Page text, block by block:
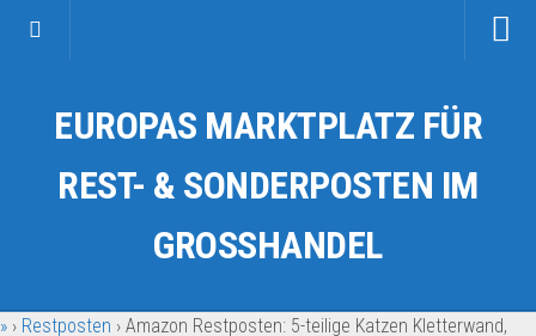
Kategorien
Auto & Motorrad
Fahrzeuge & Transport
Garten & Werkzeug
EUROPAS MARKTPLATZ FÜR
REST- & SONDERPOSTEN IM
GROSSHANDEL
» › Restposten › Amazon Restposten: 5-teilige Katzen Kletterwand,